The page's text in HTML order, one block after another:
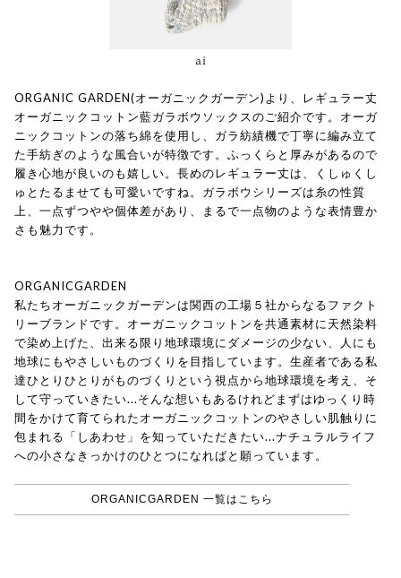
ORGANIC GARDEN(オーガニックガーデン)より、レギュラー丈
オーガニックコットン藍ガラボウソックスのご紹介です。オーガ
ニックコットンの落ち綿を使用し、ガラ紡績機で丁寧に編み立て
た手紡ぎのような風合いが特徴です。ふっくらと厚みがあるので
履き心地が良いのも嬉しい。長めのレギュラー丈は、くしゅくし
ゅとたるませても可愛いですね。ガラボウシリーズは糸の性質
上、一点ずつやや個体差があり、まるで一点物のような表情豊か
さも魅力です。
ORGANICGARDEN
私たちオーガニックガーデンは関西の工場５社からなるファクト
リーブランドです。オーガニックコットンを共通素材に天然染料
で染め上げた、出来る限り地球環境にダメージの少ない、人にも
地球にもやさしいものづくりを目指しています。生産者である私
達ひとりひとりがものづくりという視点から地球環境を考え、そ
して守っていきたい...そんな想いもあるけれどまずはゆっくり時
間をかけて育てられたオーガニックコットンのやさしい肌触りに
包まれる「しあわせ」を知っていただきたい...ナチュラルライフ
への小さなきっかけのひとつになればと願っています。
ORGANICGARDEN 一覧はこちら